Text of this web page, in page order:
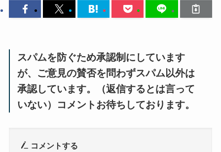
スパムを防ぐため承認制にしています
が、ご意見の賛否を問わずスパム以外は
承認しています。（返信するとは言って
いない）コメントお待ちしております。
コメントする